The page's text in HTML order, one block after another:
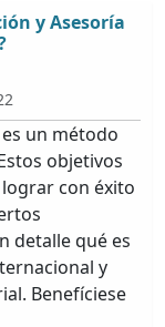
y Asesoría
un método
objetivos
con éxito
detalle qué es
y
Benefíciese